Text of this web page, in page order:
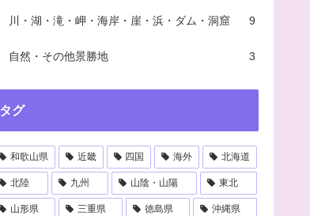
川・湖・滝・岬・海岸・崖・浜・ダム・洞窟 9
自然・その他景勝地 3
タグ
和歌山県 近畿 四国 海外 北海道
北陸 九州 山陰・山陽 東北
山形県 三重県 徳島県 沖縄県